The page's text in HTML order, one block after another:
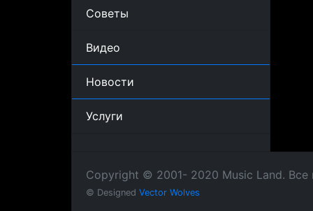
Советы
Видео
Новости
Услуги
Copyright © 2001- 2020 Music Land.
© Designed Vector Wolves